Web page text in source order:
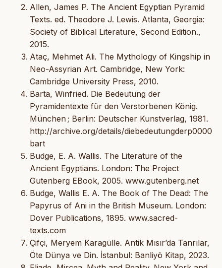
Allen, James P. The Ancient Egyptian Pyramid
Texts. ed. Theodore J. Lewis. Atlanta, Georgia:
Society of Biblical Literature, Second Edition.,
2015.
Ataç, Mehmet Ali. The Mythology of Kingship in
Neo-Assyrian Art. Cambridge, New York:
Cambridge University Press, 2010.
Barta, Winfried. Die Bedeutung der
Pyramidentexte für den Verstorbenen König.
München ; Berlin: Deutscher Kunstverlag, 1981.
http://archive.org/details/diebedeutungderp0000
bart
Budge, E. A. Wallis. The Literature of the
Ancient Egyptians. London: The Project
Gutenberg EBook, 2005. www.gutenberg.net
Budge, Wallis E. A. The Book of The Dead: The
Papyrus of Ani in the British Museum. London:
Dover Publications, 1895. www.sacred-
texts.com
Çifçi, Meryem Karagülle. Antik Mısır’da Tanrılar,
Öte Dünya ve Din. İstanbul: Banliyö Kitap, 2023.